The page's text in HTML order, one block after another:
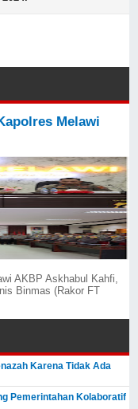
Melawi
AKBP Askhabul Kahfi,
Binmas (Rakor FT
Karena Tidak Ada
Pemerintahan Kolaboratif